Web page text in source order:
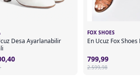
Desa Ayarlanabilir
FOX SHOES
En Ucuz Fox Shoes
799,99
2.599,98